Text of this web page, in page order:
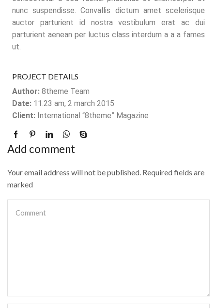
nunc suspendisse. Convallis dictum amet scelerisque
auctor parturient id nostra vestibulum erat ac dui
parturient aenean per luctus class interdum a a a fames
ut.
PROJECT DETAILS
Author: 8theme Team
Date: 11.23 am, 2 march 2015
Client: International “8theme” Magazine
Add comment
Your email address will not be published. Required fields are
marked